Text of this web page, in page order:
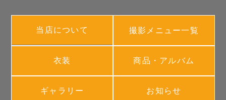
当店について 撮影メニュー一覧
衣装 商品・アルバム
ギャラリー お知らせ